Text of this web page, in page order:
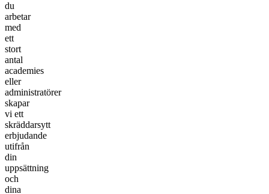
du
arbetar
med
ett
stort
antal
academies
eller
administratörer
skapar
vi ett
skräddarsytt
erbjudande
utifrån
din
uppsättning
och
dina